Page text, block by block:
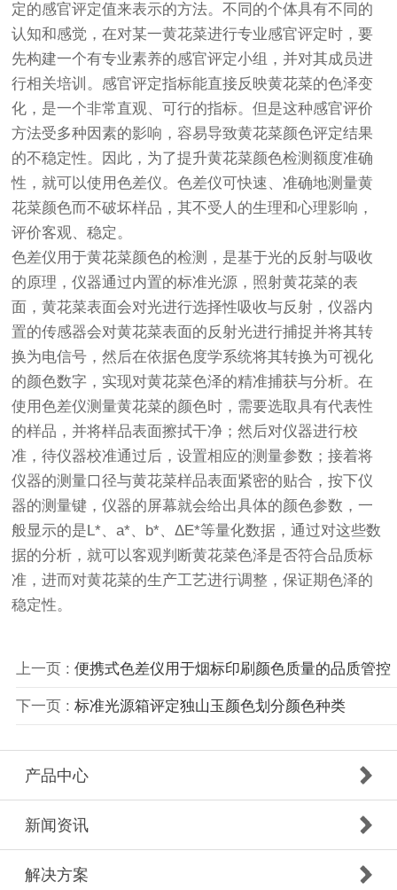
定的感官评定值来表示的方法。不同的个体具有不同的
认知和感觉，在对某一黄花菜进行专业感官评定时，要
先构建一个有专业素养的感官评定小组，并对其成员进
行相关培训。感官评定指标能直接反映黄花菜的色泽变
化，是一个非常直观、可行的指标。但是这种感官评价
方法受多种因素的影响，容易导致黄花菜颜色评定结果
的不稳定性。因此，为了提升黄花菜颜色检测额度准确
性，就可以使用色差仪。色差仪可快速、准确地测量黄
花菜颜色而不破坏样品，其不受人的生理和心理影响，
评价客观、稳定。
色差仪用于黄花菜颜色的检测，是基于光的反射与吸收
的原理，仪器通过内置的标准光源，照射黄花菜的表
面，黄花菜表面会对光进行选择性吸收与反射，仪器内
置的传感器会对黄花菜表面的反射光进行捕捉并将其转
换为电信号，然后在依据色度学系统将其转换为可视化
的颜色数字，实现对黄花菜色泽的精准捕获与分析。在
使用色差仪测量黄花菜的颜色时，需要选取具有代表性
的样品，并将样品表面擦拭干净；然后对仪器进行校
准，待仪器校准通过后，设置相应的测量参数；接着将
仪器的测量口径与黄花菜样品表面紧密的贴合，按下仪
器的测量键，仪器的屏幕就会给出具体的颜色参数，一
般显示的是L*、a*、b*、ΔE*等量化数据，通过对这些数
据的分析，就可以客观判断黄花菜色泽是否符合品质标
准，进而对黄花菜的生产工艺进行调整，保证期色泽的
稳定性。
上一页 : 便携式色差仪用于烟标印刷颜色质量的品质管控
下一页 : 标准光源箱评定独山玉颜色划分颜色种类
产品中心
新闻资讯
解决方案